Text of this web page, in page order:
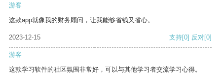
游客
这款app就像我的财务顾问，让我能够省钱又省心。
2023-12-15 支持[0] 反对[0]
游客
这款学习软件的社区氛围非常好，可以与其他学习者交流学习心得。